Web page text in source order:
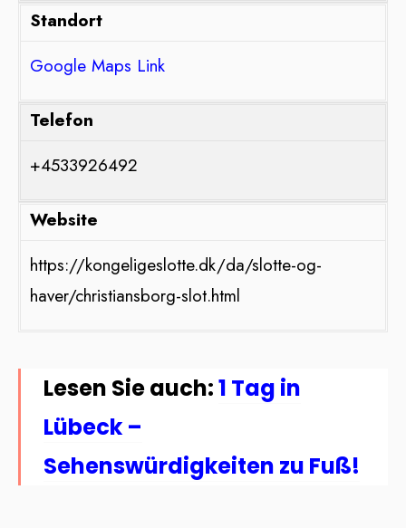
Standort
Google Maps Link
Telefon
+4533926492
Website
https://kongeligeslotte.dk/da/slotte-og-
haver/christiansborg-slot.html
Lesen Sie auch:1 Tag in
Lübeck –
Sehenswürdigkeiten zu Fuß!